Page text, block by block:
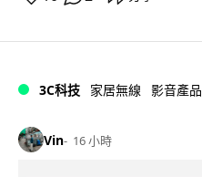
3C科技 家居無線 影音產品
Vin 16 小時